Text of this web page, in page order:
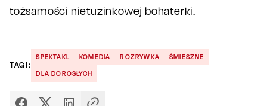
tożsamości nietuzinkowej bohaterki.
TAGI:
SPEKTAKL KOMEDIA ROZRYWKA
ŚMIESZNE
DLA DOROSŁYCH